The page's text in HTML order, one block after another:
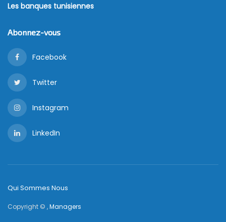
Les banques tunisiennes
Abonnez-vous
Facebook
Twitter
Instagram
LinkedIn
Qui Sommes Nous
Copyright © ,Managers